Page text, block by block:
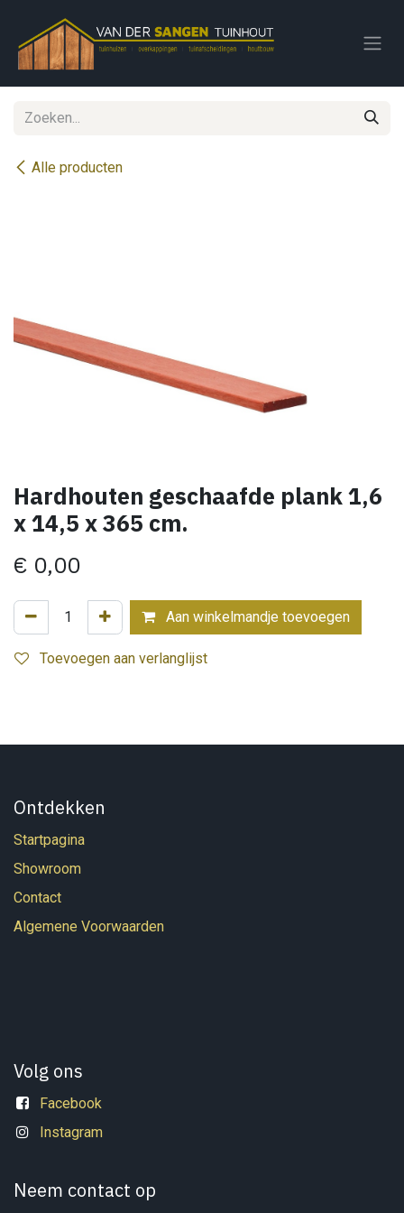
Alle producten
Hardhouten geschaafde plank 1,6
x 14,5 x 365 cm.
€ 0,00
Aan winkelmandje toevoegen
Toevoegen aan verlanglijst
Ontdekken
Startpagina
Showroom
Contact
Algemene Voorwaarden
Volg ons
Facebook
Instagram
Neem contact op